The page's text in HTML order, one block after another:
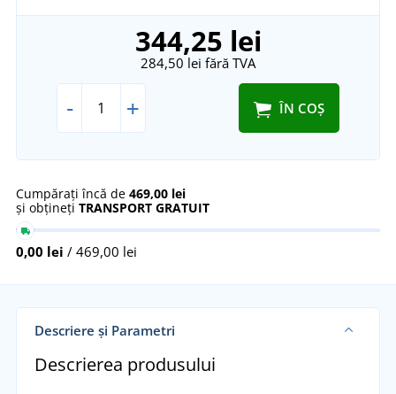
344,25 lei
284,50 lei fără TVA
- + ÎN COȘ
Cumpărați încă de 469,00 lei
și obțineți TRANSPORT GRATUIT
0,00 lei / 469,00 lei
Descriere și Parametri
Descrierea produsului